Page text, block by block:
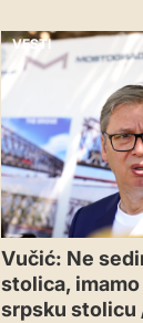
VESTI
Vučić: Ne
stolica,
srpsku stolicu